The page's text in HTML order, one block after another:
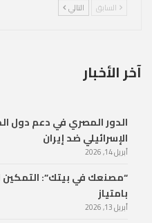
السابق التالي
آخر الأخبار
الدور المصري في دعم دول
الإسرائيلي ضد إيران
أبريل 14, 2026
“مصنعك في بيتك”: التمكين
بامتياز
أبريل 13, 2026